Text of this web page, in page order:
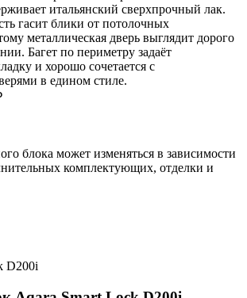
итальянский сверхпрочный лак.
гасит блики от потолочных
металлическая дверь выглядит дорого
Багет по периметру задаёт
и хорошо сочетается с
в едином стиле.
блока может изменяться в зависимости
комплектующих, отделки и